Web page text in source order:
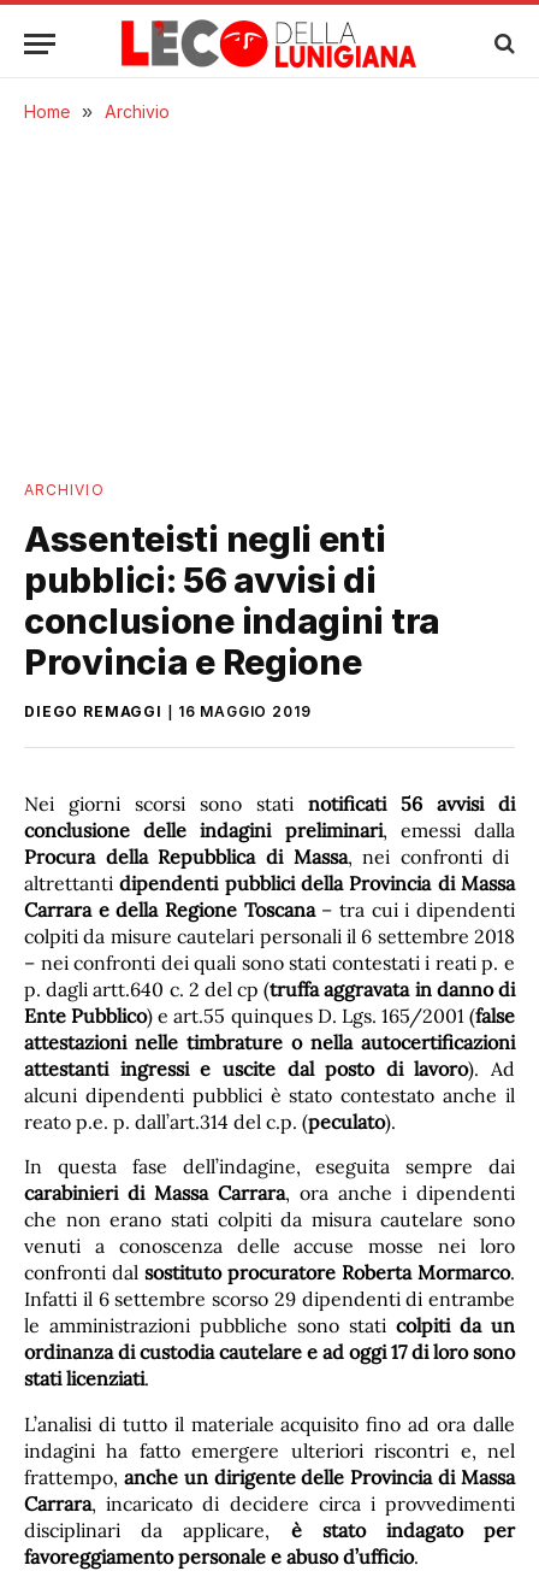
Home » Archivio
ARCHIVIO
Assenteisti negli enti
pubblici: 56 avvisi di
conclusione indagini tra
Provincia e Regione
DIEGO REMAGGI 16 MAGGIO 2019
Nei giorni scorsi sono stati notificati 56 avvisi di
conclusione delle indagini preliminari, emessi dalla
Procura della Repubblica di Massa, nei confronti di
altrettantidipendenti pubblici della Provincia di Massa
Carrara e della Regione Toscana– tra cui i dipendenti
colpiti da misure cautelari personali il 6 settembre 2018
– nei confronti dei quali sono stati contestati i reati p. e
p. dagli artt.640 c. 2 del cp (truffa aggravata in danno di
Ente Pubblico) e art.55 quinques D. Lgs. 165/2001 (false
attestazioni nelle timbrature o nella autocertificazioni
attestanti ingressi e uscite dal posto di lavoro). Ad
alcuni dipendenti pubblici è stato contestato anche il
reato p.e. p. dall’art.314 del c.p. (peculato).
In questa fase dell’indagine, eseguita sempre dai
carabinieri di Massa Carrara, ora anche i dipendenti
che non erano stati colpiti da misura cautelare sono
venuti a conoscenza delle accuse mosse nei loro
confronti dal sostituto procuratore Roberta Mormarco.
Infatti il 6 settembre scorso 29 dipendenti di entrambe
le amministrazioni pubbliche sono stati colpiti da un
ordinanza di custodia cautelare e ad oggi 17 di loro sono
stati licenziati.
L’analisi di tutto il materiale acquisito fino ad ora dalle
indagini ha fatto emergere ulteriori riscontri e, nel
frattempo, anche un dirigente delle Provincia di Massa
Carrara, incaricato di decidere circa i provvedimenti
disciplinari da applicare, è stato indagato per
favoreggiamento personale e abuso d’ufficio.